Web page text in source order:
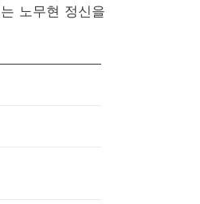
노무현 정신을